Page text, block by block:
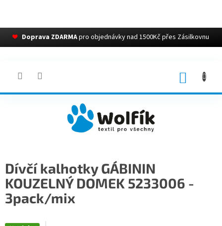
❤ Doprava ZDARMApro objednávky nad 1500Kč přes Zásilkovnu
Dívčí kalhotky GÁBININ
KOUZELNÝ DOMEK 5233006 -
3pack/mix